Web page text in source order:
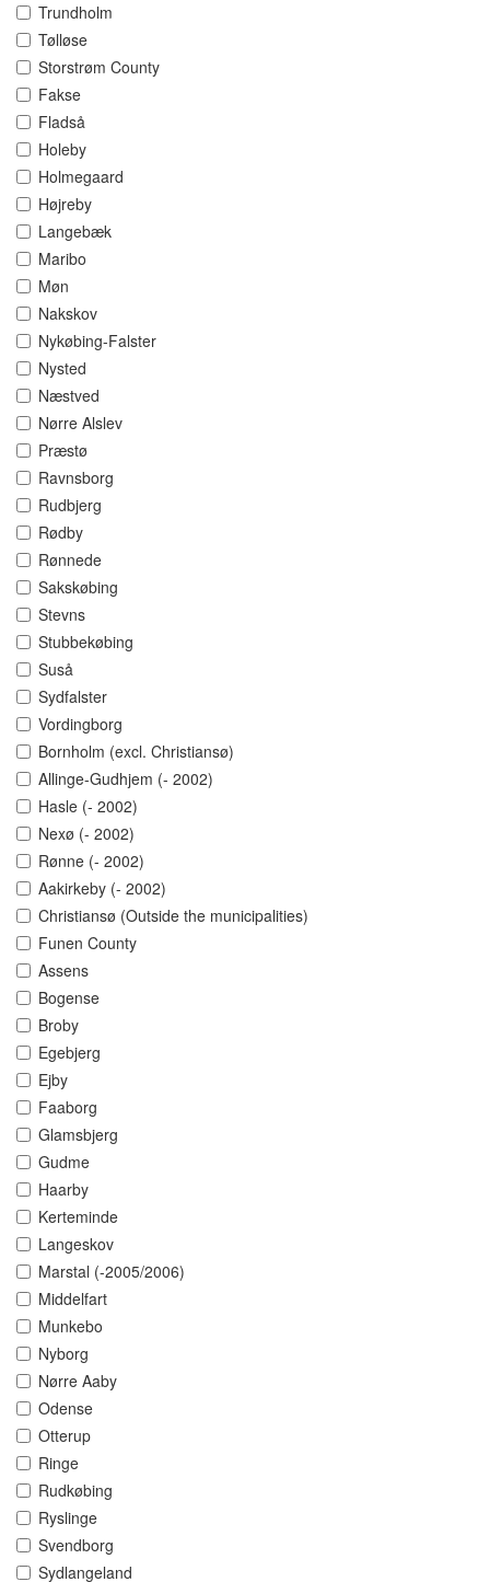
Trundholm
Tølløse
Storstrøm County
Fakse
Fladså
Holeby
Holmegaard
Højreby
Langebæk
Maribo
Møn
Nakskov
Nykøbing-Falster
Nysted
Næstved
Nørre Alslev
Præstø
Ravnsborg
Rudbjerg
Rødby
Rønnede
Sakskøbing
Stevns
Stubbekøbing
Suså
Sydfalster
Vordingborg
Bornholm (excl. Christiansø)
Allinge-Gudhjem (- 2002)
Hasle (- 2002)
Nexø (- 2002)
Rønne (- 2002)
Aakirkeby (- 2002)
Christiansø (Outside the municipalities)
Funen County
Assens
Bogense
Broby
Egebjerg
Ejby
Faaborg
Glamsbjerg
Gudme
Haarby
Kerteminde
Langeskov
Marstal (-2005/2006)
Middelfart
Munkebo
Nyborg
Nørre Aaby
Odense
Otterup
Ringe
Rudkøbing
Ryslinge
Svendborg
Sydlangeland